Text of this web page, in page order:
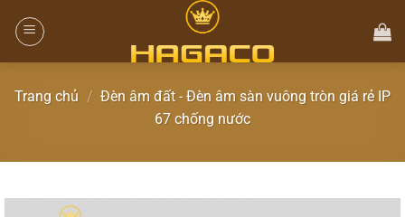
Trang chủ / Đèn âm đất - Đèn âm sàn vuông tròn giá rẻ IP
67 chống nước